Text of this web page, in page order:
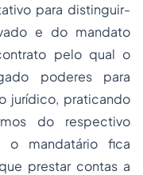
para distinguir-
e do mandato
pelo qual o
poderes para
jurídico, praticando
do respectivo
o mandatário fica
prestar contas a